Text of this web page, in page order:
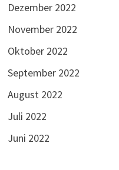
Dezember 2022
November 2022
Oktober 2022
September 2022
August 2022
Juli 2022
Juni 2022